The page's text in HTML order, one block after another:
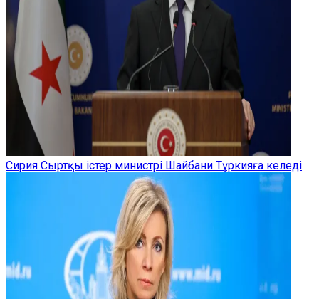
Сирия Сыртқы істер министрі Шайбани Түркияға келеді